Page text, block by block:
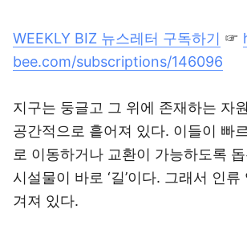
WEEKLY BIZ 뉴스레터 구독하기 ☞
bee.com/subscriptions/146096
지구는 둥글고 그 위에 존재하는 자
공간적으로 흩어져 있다. 이들이 빠
로 이동하거나 교환이 가능하도록
시설물이 바로 ‘길’이다. 그래서 인
겨져 있다.